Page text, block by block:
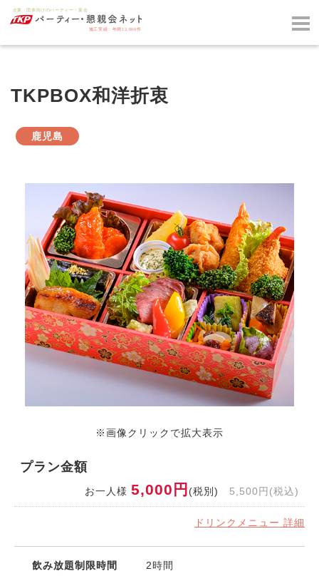
TKPBOX和洋折衷
鹿児島
※画像クリックで拡大表示
プラン金額
お一人様 5,000円 (税別) 5,500円(税込)
ドリンクメニュー 詳細
飲み放題制限時間 2時間